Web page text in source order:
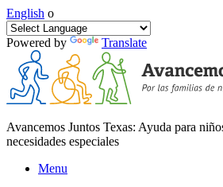
English o
Powered by Translate
Avancemos Juntos Texas: Ayuda para
necesidades especiales
Menu